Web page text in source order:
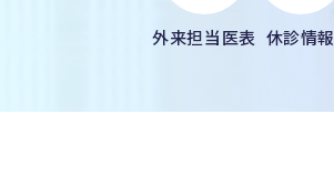
外来担当医表 休診情報